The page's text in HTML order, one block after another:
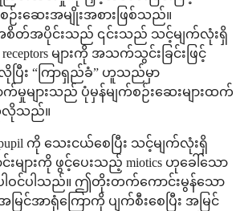
ဉ်းဆေးအမျိုးအစားဖြစ်သည်။
အစိတ်အပိုင်းသည် ၎င်းသည် သင့်မျက်လုံးရှိ
များကို အသက်သွင်းခြင်းဖြင့်
း “ကြာရှည်ခံ” ဟူသည်မှာ
များသည် ပုံမှန်မျက်စဉ်းဆေးများထက်
လိုသည်။
ကို သေးငယ်စေပြီး သင့်မျက်လုံးရှိ
းများကို ဖွင့်ပေးသည့် miotics ဟုခေါ်သော
ါဝင်ပါသည်။ ဤတိုးတက်ကောင်းမွန်သော
င်အာရုံကြောကို ပျက်စီးစေပြီး အမြင်